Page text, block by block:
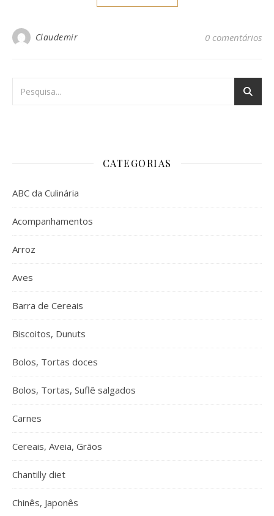
Claudemir 0 comentários
CATEGORIAS
ABC da Culinária
Acompanhamentos
Arroz
Aves
Barra de Cereais
Biscoitos, Dunuts
Bolos, Tortas doces
Bolos, Tortas, Suflê salgados
Carnes
Cereais, Aveia, Grãos
Chantilly diet
Chinês, Japonês